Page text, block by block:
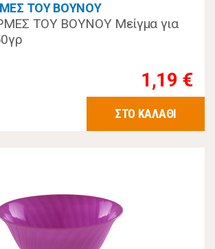
ΤΟΥ ΒΟΥΝΟΥ
ΤΟΥ ΒΟΥΝΟΥ Μείγμα για
1,19 €
ΣΤΟ ΚΑΛΑΘΙ